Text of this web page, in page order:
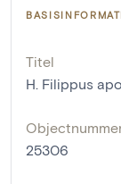
Titel
H. Filippus
25306